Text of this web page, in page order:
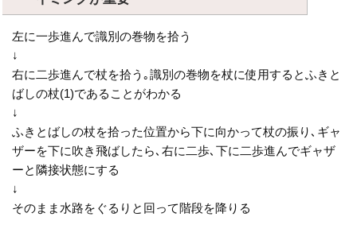
左に一歩進んで識別の巻物を拾う
↓
右に二歩進んで杖を拾う｡識別の巻物を杖に使用するとふきと
ばしの杖(1)であることがわかる
↓
ふきとばしの杖を拾った位置から下に向かって杖の振り､ギャ
ザーを下に吹き飛ばしたら､右に二歩､下に二歩進んでギャザ
ーと隣接状態にする
↓
そのまま水路をぐるりと回って階段を降りる